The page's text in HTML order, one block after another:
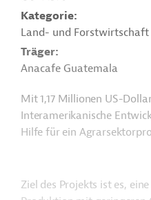
Kategorie
Land- und Forstwirtschaft
Träger
Anacafe Guatemala
Mit 1,17 Millionen US-
Interamerikanische
Hilfe für ein
Ziel des Projekts ist es,